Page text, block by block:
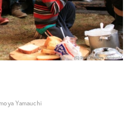
Yamauchi